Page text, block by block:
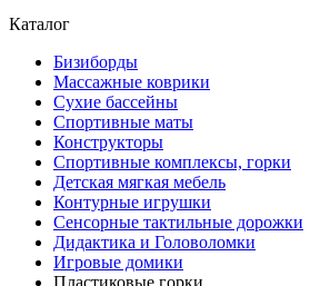
Каталог
Бизиборды
Массажные коврики
Сухие бассейны
Спортивные маты
Конструкторы
Спортивные комплексы, горки
Детская мягкая мебель
Контурные игрушки
Сенсорные тактильные дорожки
Дидактика и Головоломки
Игровые домики